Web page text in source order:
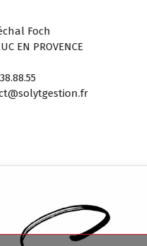
Foch
EN PROVENCE